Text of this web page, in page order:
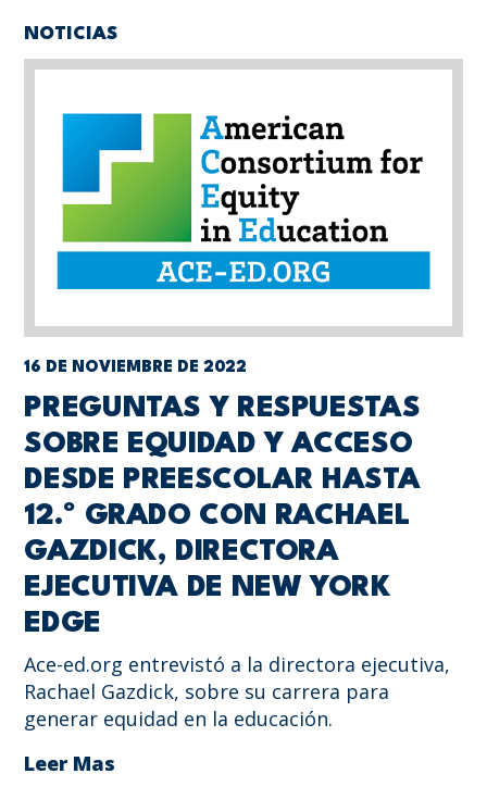
NOTICIAS
16 DE NOVIEMBRE DE 2022
PREGUNTAS Y RESPUESTAS
SOBRE EQUIDAD Y ACCESO
DESDE PREESCOLAR HASTA
12.º GRADO CON RACHAEL
GAZDICK, DIRECTORA
EJECUTIVA DE NEW YORK
EDGE
Ace-ed.org entrevistó a la directora ejecutiva,
Rachael Gazdick, sobre su carrera para
generar equidad en la educación.
Leer Mas